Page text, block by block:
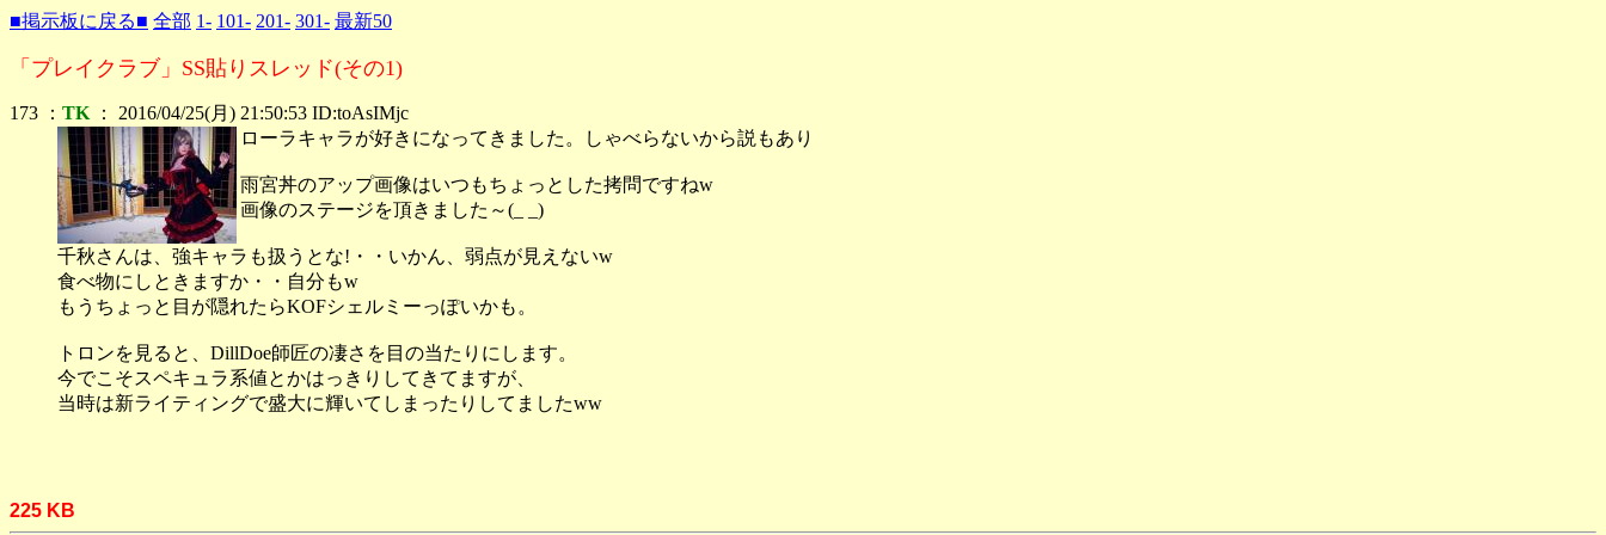
■掲示板に戻る■ 全部 1- 101- 201- 301- 最新50
「プレイクラブ」SS貼りスレッド(その1)
173 ： TK ： 2016/04/25(月) 21:50:53 ID:toAsIMjc
ローラキャラが好きになってきました。しゃべらないから説もあり
雨宮丼のアップ画像はいつもちょっとした拷問ですねw
画像のステージを頂きました～(_ _)
千秋さんは、強キャラも扱うとな!・・いかん、弱点が見えないw
食べ物にしときますか・・自分もw
もうちょっと目が隠れたらKOFシェルミーっぽいかも。
トロンを見ると、DillDoe師匠の凄さを目の当たりにします。
今でこそスペキュラ系値とかはっきりしてきてますが、
当時は新ライティングで盛大に輝いてしまったりしてましたww
225 KB